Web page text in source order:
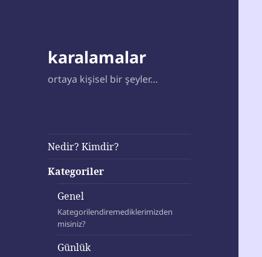
karalamalar
ortaya kişisel bir şeyler…
Nedir? Kimdir?
Kategoriler
Genel
Kategorilendiremediklerimizden
misiniz?
Günlük